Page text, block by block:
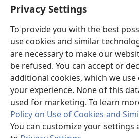
Privacy Settings
To provide you with the best
use cookies and similar
are necessary to make our
be refused. You can accept or
additional cookies, which we
your experience. None of this
used for marketing. To learn
Policy on Use of Cookies and
You can customize your settings
Bibliyotèk sou Entènèt
(opens
window)JW Hub
(opens
new
window)JW Library
Watchtower Library
Copyright© 2026 Watch Tower Bible and
RÈG POU W KA ITILIZE L|